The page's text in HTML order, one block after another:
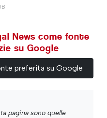
News come fonte
su Google
preferita su Google
pagina sono quelle